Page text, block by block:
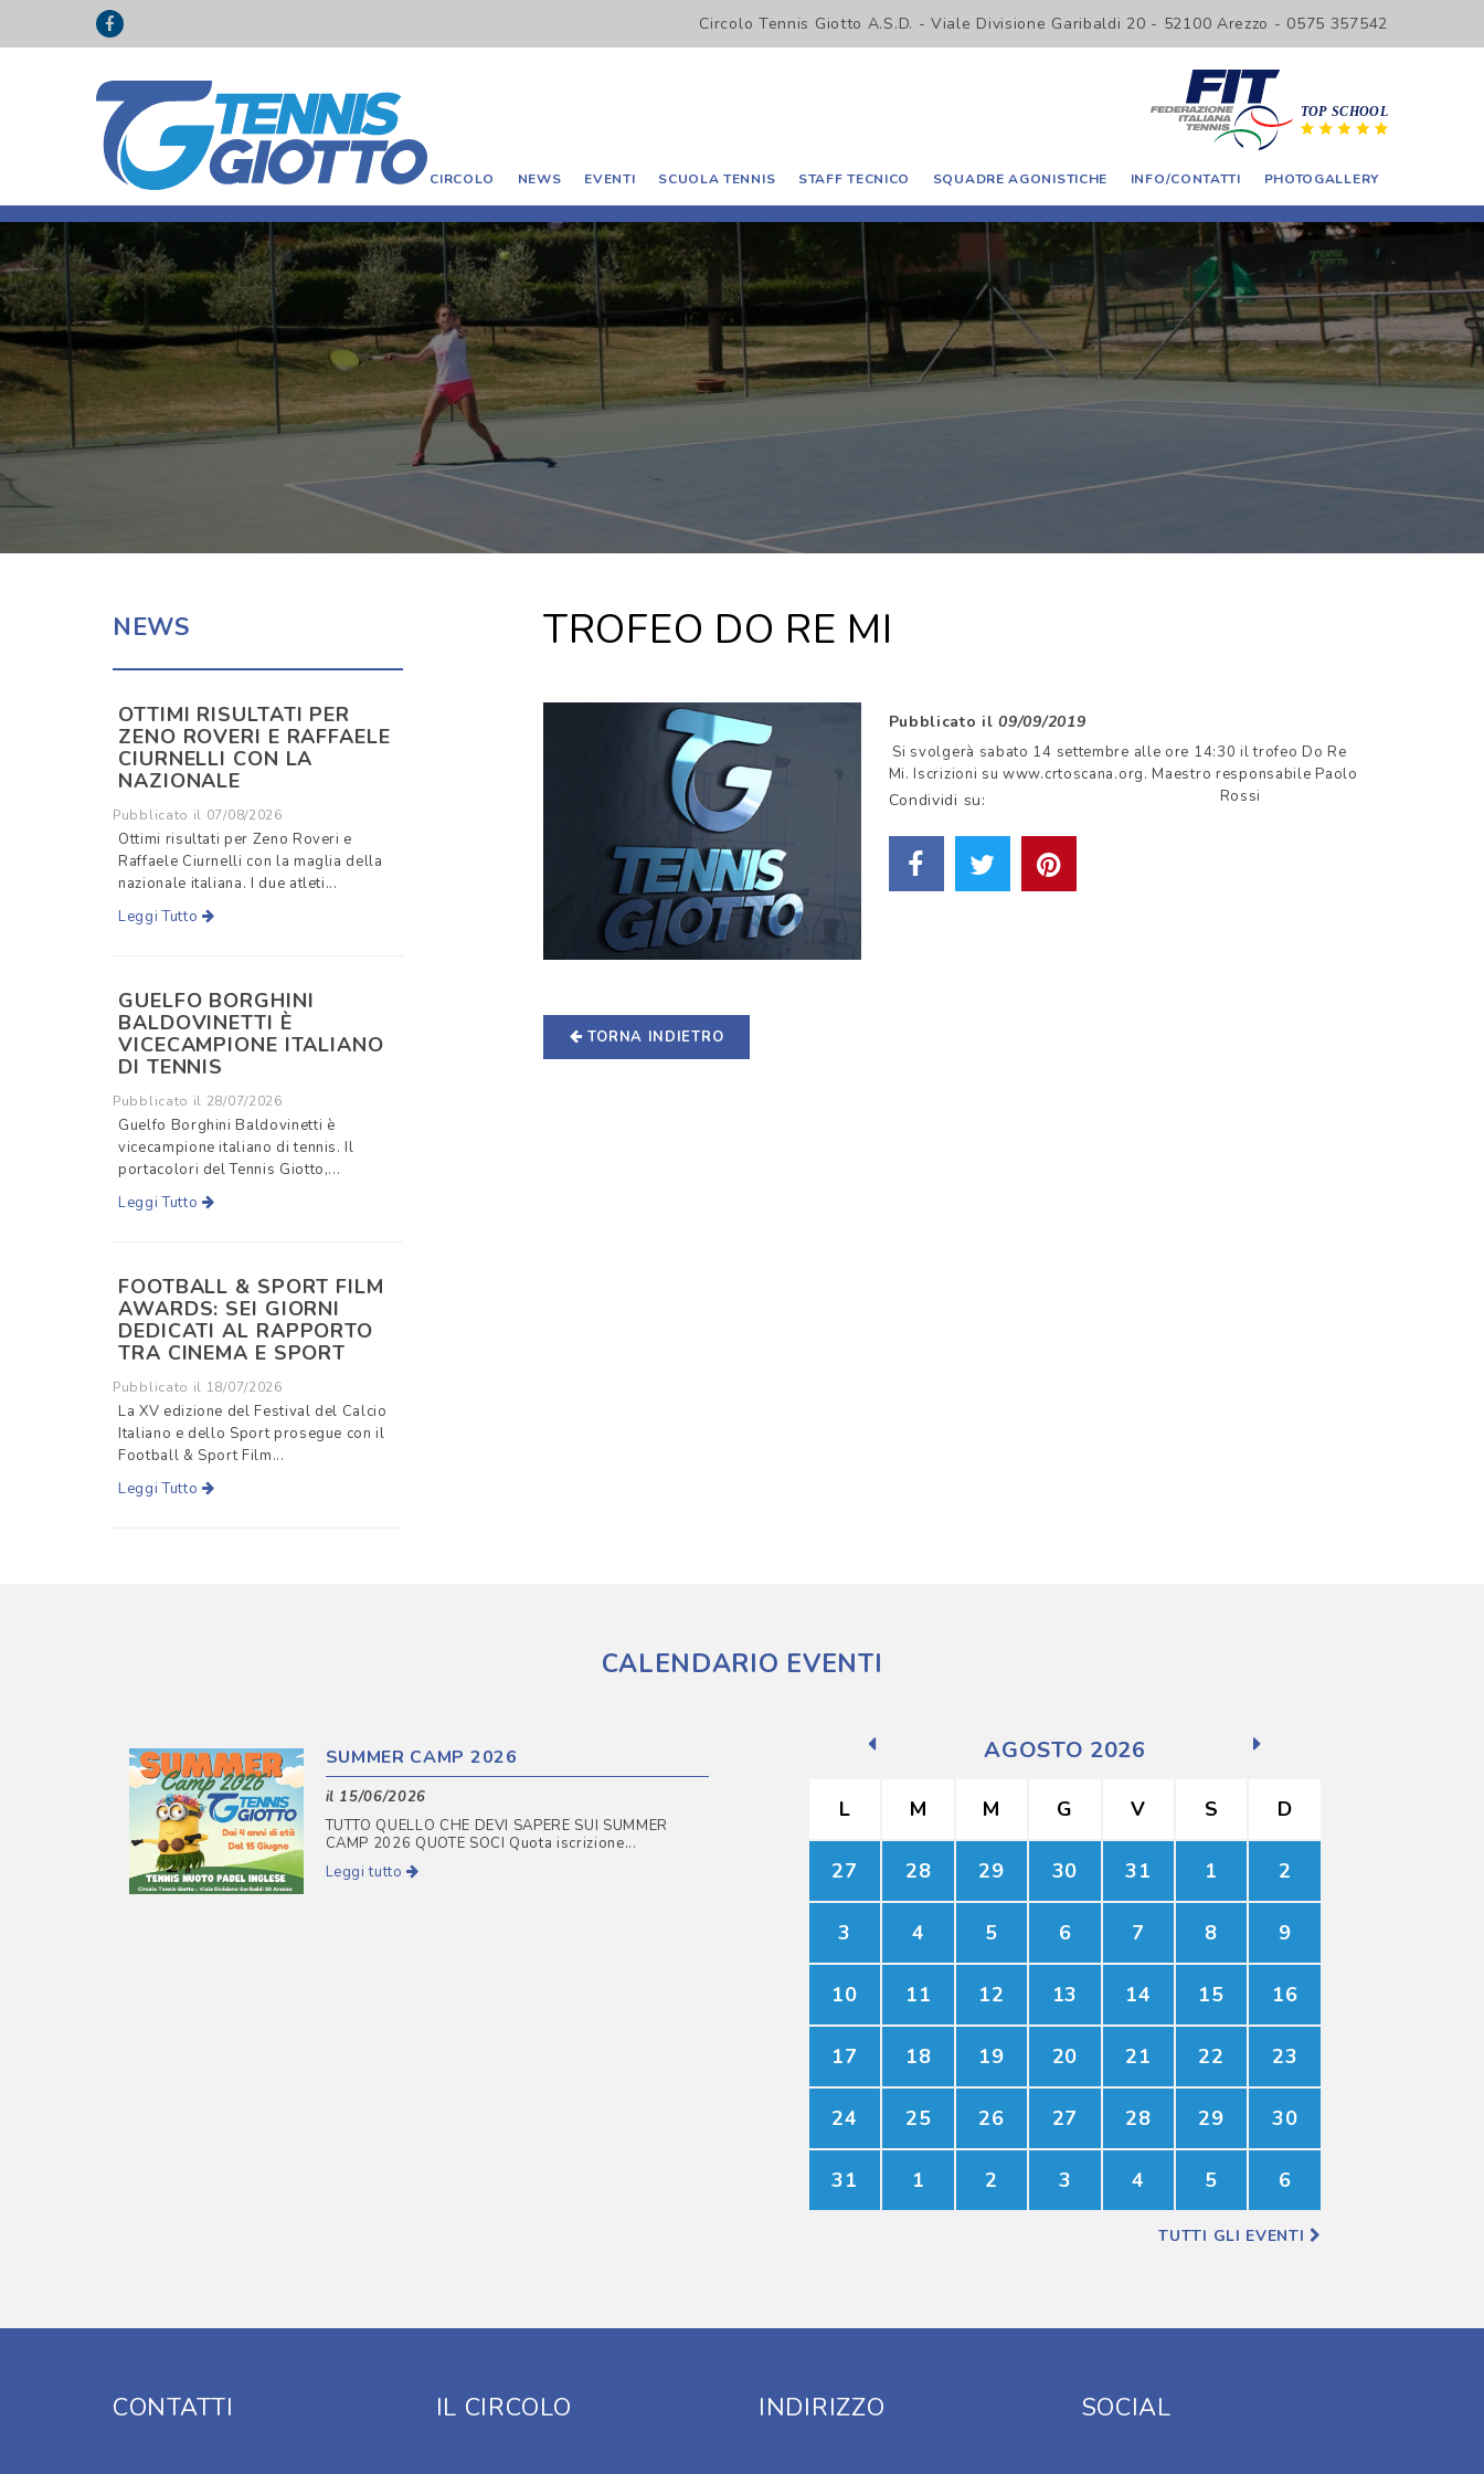
Circolo Tennis Giotto A.S.D. - Viale Divisione Garibaldi 20 - 52100 Arezzo - 0575 357542
CIRCOLO NEWS EVENTI SCUOLA TENNIS STAFF TECNICO SQUADRE AGONISTICHE INFO/CONTATTI PHOTOGALLERY
TROFEO DO RE MI
Pubblicato il09/09/2019
Si svolgerà sabato 14 settembre alle ore 14:30 il trofeo Do Re
Mi. Iscrizioni su www.crtoscana.org. Maestro responsabile Paolo
Rossi
Condividi su:
TORNA INDIETRO
NEWS
OTTIMI RISULTATI PER
ZENO ROVERI E RAFFAELE
CIURNELLI CON LA
NAZIONALE
Pubblicato il 07/08/2026
Ottimi risultati per Zeno Roveri e
Raffaele Ciurnelli con la maglia della
nazionale italiana. I due atleti...
Leggi Tutto
GUELFO BORGHINI
BALDOVINETTI È
VICECAMPIONE ITALIANO
DI TENNIS
Pubblicato il 28/07/2026
Guelfo Borghini Baldovinetti è
vicecampione italiano di tennis. Il
portacolori del Tennis Giotto,...
Leggi Tutto
FOOTBALL & SPORT FILM
AWARDS: SEI GIORNI
DEDICATI AL RAPPORTO
TRA CINEMA E SPORT
Pubblicato il 18/07/2026
La XV edizione del Festival del Calcio
Italiano e dello Sport prosegue con il
Football & Sport Film...
Leggi Tutto
CALENDARIO EVENTI
SUMMER CAMP 2026
il 15/06/2026
TUTTO QUELLO CHE DEVI SAPERE SUI SUMMER
CAMP 2026 QUOTE SOCI Quota iscrizione...
Leggi tutto
AGOSTO 2026
L M M G V S D
27 28 29 30 31 1 2
3 4 5 6 7 8 9
10 11 12 13 14 15 16
17 18 19 20 21 22 23
24 25 26 27 28 29 30
31 1 2 3 4 5 6
TUTTI GLI EVENTI
CONTATTI IL CIRCOLO INDIRIZZO SOCIAL